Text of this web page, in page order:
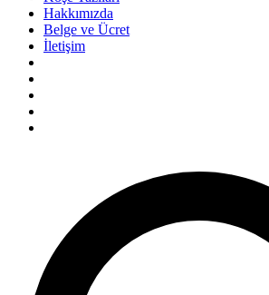
Hakkımızda
Belge ve Ücret
İletişim